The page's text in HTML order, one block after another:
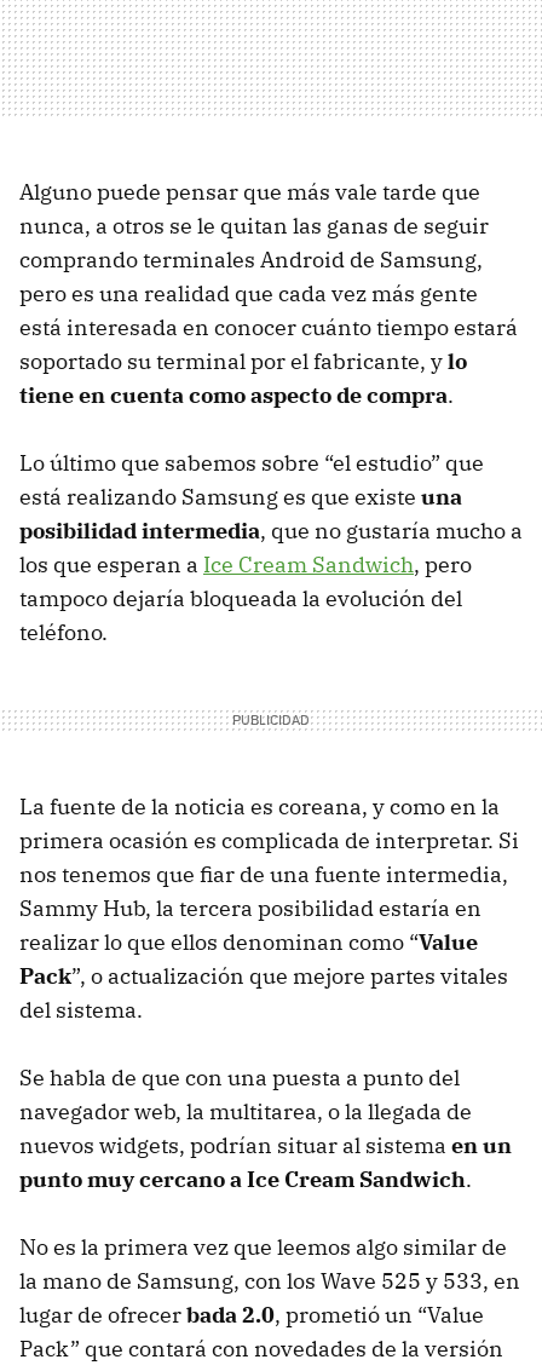
Alguno puede pensar que más vale tarde que
nunca, a otros se le quitan las ganas de seguir
comprando terminales Android de Samsung,
pero es una realidad que cada vez más gente
está interesada en conocer cuánto tiempo estará
soportado su terminal por el fabricante, ylo
tiene en cuenta como aspecto de compra.
Lo último que sabemos sobre “el estudio” que
está realizando Samsung es que existe una
posibilidad intermedia, que no gustaría mucho a
los que esperan a Ice Cream Sandwich, pero
tampoco dejaría bloqueada la evolución del
teléfono.
La fuente de la noticia es coreana, y como en la
primera ocasión es complicada de interpretar. Si
nos tenemos que fiar de una fuente intermedia,
Sammy Hub, la tercera posibilidad estaría en
realizar lo que ellos denominan como “Value
Pack”, o actualización que mejore partes vitales
del sistema.
Se habla de que con una puesta a punto del
navegador web, la multitarea, o la llegada de
nuevos widgets, podrían situar al sistema en un
punto muy cercano a Ice Cream Sandwich.
No es la primera vez que leemos algo similar de
la mano de Samsung, con los Wave 525 y 533, en
lugar de ofrecerbada 2.0, prometió un “Value
Pack” que contará con novedades de la versión